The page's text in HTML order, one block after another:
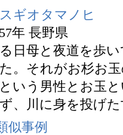
ギオタマノヒ
年 長野県
日母と夜道を歩
。それがお杉お
いう男性とお玉
、川に身を投げ
似事例